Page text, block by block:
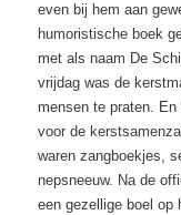
even bij hem aan
humoristische boek
met als naam De
vrijdag was de
mensen te praten.
voor de
waren zangboekjes,
nepsneeuw. Na de
een gezellige boel op